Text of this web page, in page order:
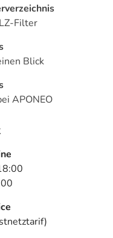
Filter
Blick
APONEO